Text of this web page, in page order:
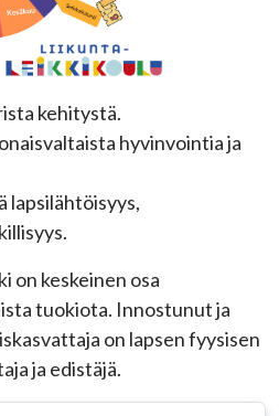
kehitystä.
hyvinvointia ja
lapsilähtöisyys,
on keskeinen osa
tuokiota. Innostunut ja
on lapsen fyysisen
ja edistäjä.